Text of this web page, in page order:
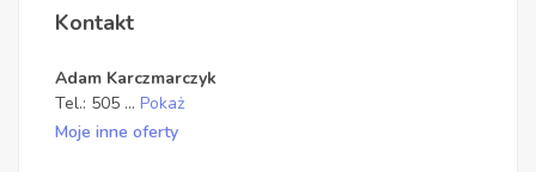
Kontakt
Adam Karczmarczyk
Tel.: 505 ... Pokaż
Moje inne oferty